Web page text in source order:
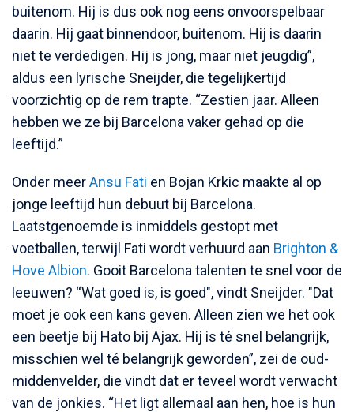
buitenom. Hij is dus ook nog eens onvoorspelbaar
daarin. Hij gaat binnendoor, buitenom. Hij is daarin
niet te verdedigen. Hij is jong, maar niet jeugdig”,
aldus een lyrische Sneijder, die tegelijkertijd
voorzichtig op de rem trapte. “Zestien jaar. Alleen
hebben we ze bij Barcelona vaker gehad op die
leeftijd.”
Onder meerAnsu Fati en Bojan Krkic maakte al op
jonge leeftijd hun debuut bij Barcelona.
Laatstgenoemde is inmiddels gestopt met
voetballen, terwijl Fati wordt verhuurd aan Brighton &
Hove Albion. Gooit Barcelona talenten te snel voor de
leeuwen? “Wat goed is, is goed", vindt Sneijder. "Dat
moet je ook een kans geven. Alleen zien we het ook
een beetje bij Hato bij Ajax. Hij is té snel belangrijk,
misschien wel té belangrijk geworden”, zei de oud-
middenvelder, die vindt dat er teveel wordt verwacht
van de jonkies. “Het ligt allemaal aan hen, hoe is hun